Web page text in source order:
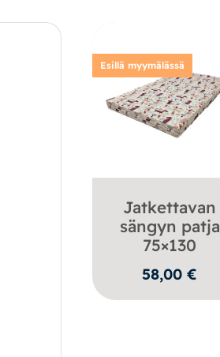
Esillä myymälässä
Jatkettavan
sängyn patja
75×130
58,00€